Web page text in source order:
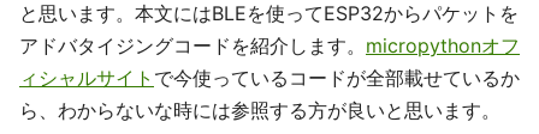
と思います。本文にはBLEを使ってESP32からパケットを
アドバタイジングコードを紹介します。 micropythonオフ
ィシャルサイト で今使っているコードが全部載せているか
ら、わからないな時には参照する方が良いと思います。